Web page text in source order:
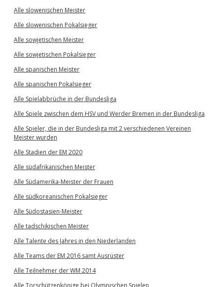
Alle slowenischen Meister
Alle slowenischen Pokalsieger
Alle sowjetischen Meister
Alle sowjetischen Pokalsieger
Alle spanischen Meister
Alle spanischen Pokalsieger
Alle Spielabbrüche in der Bundesliga
Alle Spiele zwischen dem HSV und Werder Bremen in der Bundesliga
Alle Spieler, die in der Bundesliga mit 2 verschiedenen Vereinen
Meister wurden
Alle Stadien der EM 2020
Alle südafrikanischen Meister
Alle Südamerika-Meister der Frauen
Alle südkoreanischen Pokalsieger
Alle Südostasien-Meister
Alle tadschikischen Meister
Alle Talente des Jahres in den Niederlanden
Alle Teams der EM 2016 samt Ausrüster
Alle Teilnehmer der WM 2014
Alle Torschützenkönige bei Olympischen Spielen